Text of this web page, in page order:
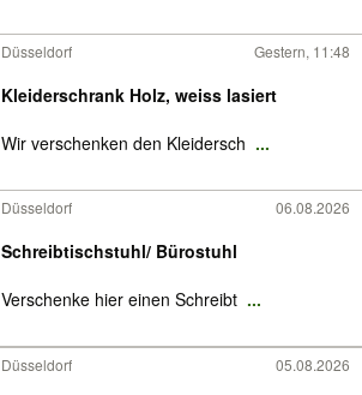
Düsseldorf Gestern, 11:48
Kleiderschrank Holz, weiss lasiert
Wir verschenken den Kleidersch ...
Düsseldorf 06.08.2026
Schreibtischstuhl/ Bürostuhl
Verschenke hier einen Schreibt ...
Düsseldorf 05.08.2026